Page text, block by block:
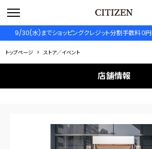
9/30(水)までショッピングクレジット分割手数料０円
トップページ ストア／イベント
店舗情報